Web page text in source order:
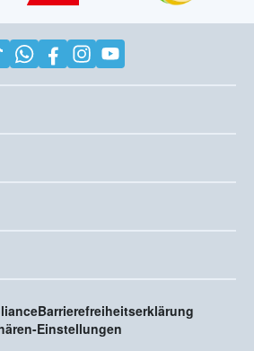
Barrierefreiheitserklärung
Einstellungen